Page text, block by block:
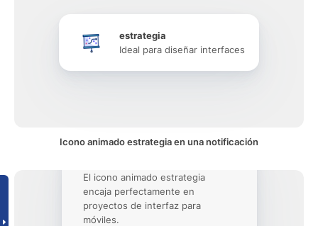
estrategia
Ideal para diseñar interfaces
Icono animado estrategia en una notificación
El icono animado estrategia
encaja perfectamente en
proyectos de interfaz para
móviles.